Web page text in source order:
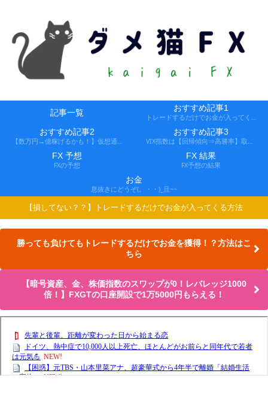
記事一覧 おすすめ記事1
おすすめ記事2 おすすめ記事3
FX 予想
FXの予想
FX 結果
FX予想の結果
お金
息抜きにどうぞ(。・・)_且~~
【損してない？？】トレードするだけでお金が入ってくる方法
勝っても負けてもトレードするだけでお金を獲得！？方法はこ
ちら
【暗号資産、金、株価指数のスワップが0！レバレッジ1000
倍！】FXGTの口座開設で1万5000円もらえる！